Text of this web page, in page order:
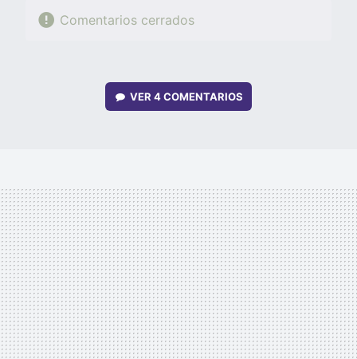
Comentarios cerrados
VER 4 COMENTARIOS